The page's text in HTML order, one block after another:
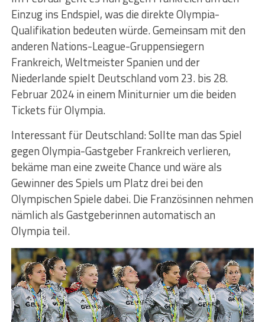
Einzug ins Endspiel, was die direkte Olympia-
Qualifikation bedeuten würde. Gemeinsam mit den
anderen Nations-League-Gruppensiegern
Frankreich, Weltmeister Spanien und der
Niederlande spielt Deutschland vom 23. bis 28.
Februar 2024 in einem Miniturnier um die beiden
Tickets für Olympia.
Interessant für Deutschland: Sollte man das Spiel
gegen Olympia-Gastgeber Frankreich verlieren,
bekäme man eine zweite Chance und wäre als
Gewinner des Spiels um Platz drei bei den
Olympischen Spiele dabei. Die Französinnen nehmen
nämlich als Gastgeberinnen automatisch an
Olympia teil.